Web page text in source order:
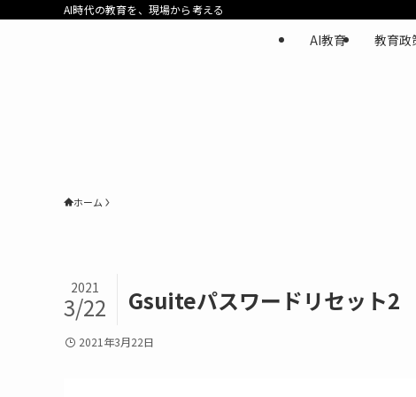
AI時代の教育を、現場から考える
AI教育 教育政
ホーム
Gsuiteパスワードリセット2
2021
3/22
2021年3月22日